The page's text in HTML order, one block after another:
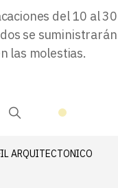
del 10 al 30
se suministrarán
las molestias.
ARQUITECTONICO